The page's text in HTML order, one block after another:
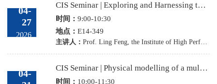
04-
27
2026
CIS Seminar | Exploring and Harnessing the Edge of Chaos in Modern Neural Networks
时间： 9:00-10:30
地点： E14-349
主讲人： Prof. Ling Feng, the Institute of High Performance Computing, A*STAR, Singapore
04-
CIS Seminar | Physical modelling of a multiflagellated microswimmer and a smart tracking particle
时间： 10:00-11:30